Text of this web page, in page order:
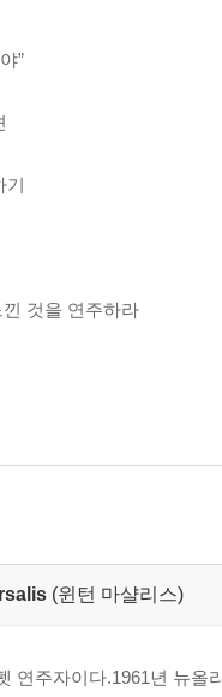
”
기
것을 연주하라
드라 데이 오코너 판사
(윈턴 마샬리스)
연주자이다.1961년 뉴올